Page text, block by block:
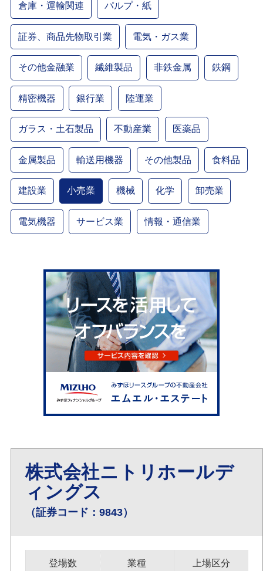
倉庫・運輸関連 パルプ・紙
証券、商品先物取引業 電気・ガス業
その他金融業 繊維製品 非鉄金属 鉄鋼
精密機器 銀行業 陸運業
ガラス・土石製品 不動産業 医薬品
金属製品 輸送用機器 その他製品 食料品
建設業 小売業 機械 化学 卸売業
電気機器 サービス業 情報・通信業
株式会社ニトリホールデ
ィングス
（証券コード：9843）
登場数 業種 上場区分